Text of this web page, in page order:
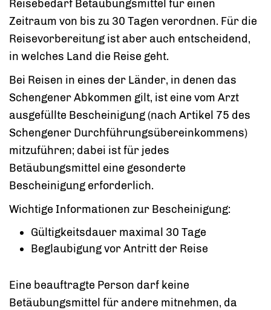
Reisebedarf Betäubungsmittel für einen
Zeitraum von bis zu 30 Tagen verordnen. Für die
Reisevorbereitung ist aber auch entscheidend,
in welches Land die Reise geht.
Bei Reisen in eines der Länder, in denen das
Schengener Abkommen gilt, ist eine vom Arzt
ausgefüllte Bescheinigung (nach Artikel 75 des
Schengener Durchführungsübereinkommens)
mitzuführen; dabei ist für jedes
Betäubungsmittel eine gesonderte
Bescheinigung erforderlich.
Wichtige Informationen zur Bescheinigung:
Gültigkeitsdauer maximal 30 Tage
Beglaubigung vor Antritt der Reise
Eine beauftragte Person darf keine
Betäubungsmittel für andere mitnehmen, da